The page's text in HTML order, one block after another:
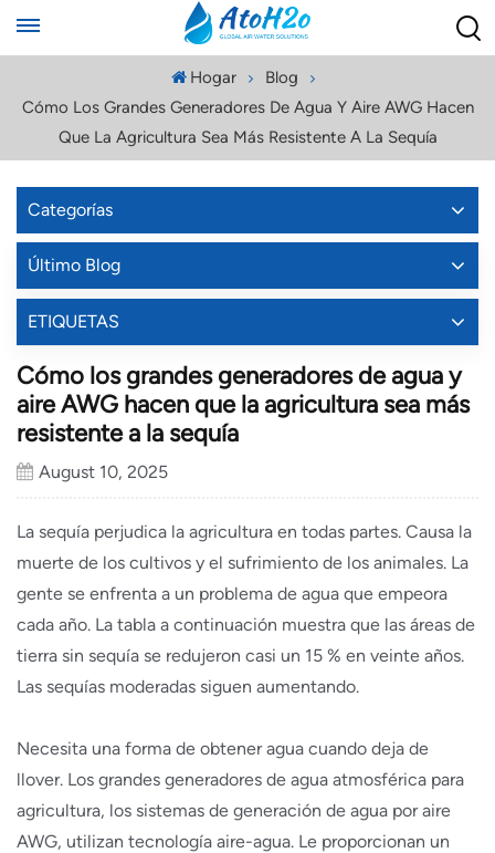
Hogar
Blog
Cómo Los Grandes Generadores De Agua Y Aire AWG Hacen
Que La Agricultura Sea Más Resistente A La Sequía
Categorías
Último Blog
ETIQUETAS
Cómo los grandes generadores de agua y
aire AWG hacen que la agricultura sea más
resistente a la sequía
August 10, 2025
La sequía perjudica la agricultura en todas partes. Causa la
muerte de los cultivos y el sufrimiento de los animales. La
gente se enfrenta a un problema de agua que empeora
cada año. La tabla a continuación muestra que las áreas de
tierra sin sequía se redujeron casi un 15 % en veinte años.
Las sequías moderadas siguen aumentando.
Necesita una forma de obtener agua cuando deja de
llover. Los grandes generadores de agua atmosférica para
agricultura, los sistemas de generación de agua por aire
AWG, utilizan tecnología aire-agua. Le proporcionan un